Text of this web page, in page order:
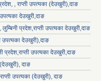
, राप्ती उपत्यका (देउखुरी),दाङ
देउखुरी,दाङ
प्रदेश,राप्ती उपत्यका देउखुरी,दाङ
उपत्यका देउखुरी),दाङ
प्रदेश,राप्ती उपत्यका देउखुरी,दाङ
दाङ
राप्ती उपत्यका (देउखुरी), दाङ